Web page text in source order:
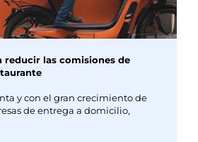
reducir las comisiones de
y con el gran crecimiento de
de entrega a domicilio,